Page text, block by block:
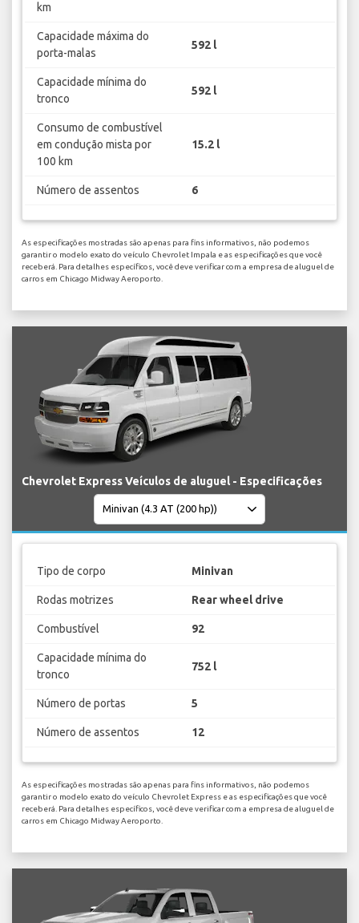
km
Capacidade máxima do
porta-malas
592 l
Capacidade mínima do
tronco
592 l
Consumo de combustível
em condução mista por
100 km
15.2 l
Número de assentos 6
As especificações mostradas são apenas para fins informativos, não podemos
garantir o modelo exato do veículo Chevrolet Impala e as especificações que você
receberá. Para detalhes específicos, você deve verificar com a empresa de aluguel de
carros em Chicago Midway Aeroporto.
Chevrolet Express Veículos de aluguel - Especificações
Tipo de corpo Minivan
Rodas motrizes Rear wheel drive
Combustível 92
Capacidade mínima do
tronco
752 l
Número de portas 5
Número de assentos 12
As especificações mostradas são apenas para fins informativos, não podemos
garantir o modelo exato do veículo Chevrolet Express e as especificações que você
receberá. Para detalhes específicos, você deve verificar com a empresa de aluguel de
carros em Chicago Midway Aeroporto.